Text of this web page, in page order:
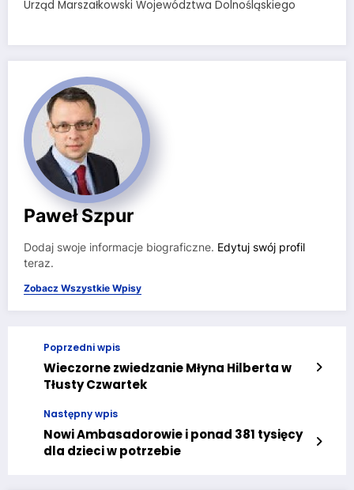
Urząd Marszałkowski Województwa Dolnośląskiego
Paweł Szpur
Dodaj swoje informacje biograficzne. Edytuj swój profil
teraz.
Zobacz Wszystkie Wpisy
Poprzedni wpis
Wieczorne zwiedzanie Młyna Hilberta w
Tłusty Czwartek
Następny wpis
Nowi Ambasadorowie i ponad 381 tysięcy
dla dzieci w potrzebie